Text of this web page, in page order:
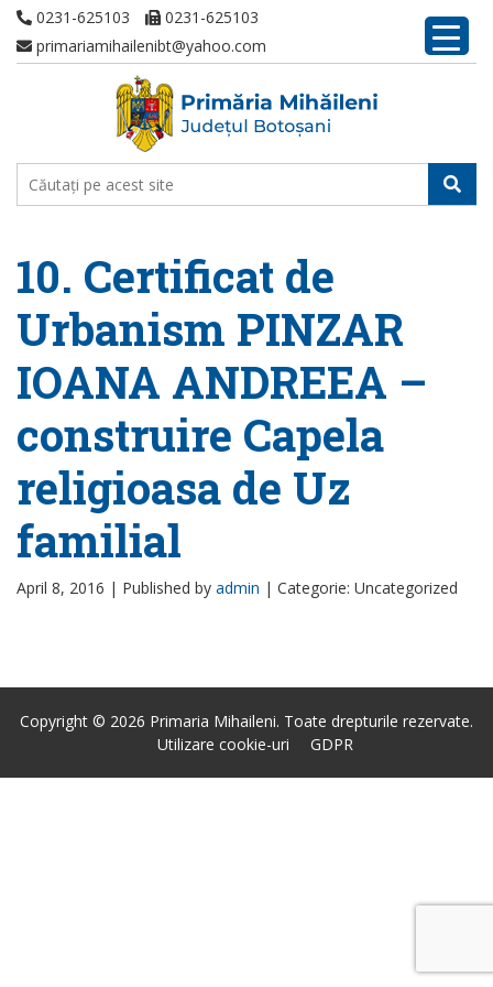
0231-625103
0231-625103
primariamihailenibt@yahoo.com
10. Certificat de
Urbanism PINZAR
IOANA ANDREEA –
construire Capela
religioasa de Uz
familial
April 8, 2016 | Published by admin | Categorie: Uncategorized
Copyright © 2026 Primaria Mihaileni. Toate drepturile rezervate.
Utilizare cookie-uri
GDPR